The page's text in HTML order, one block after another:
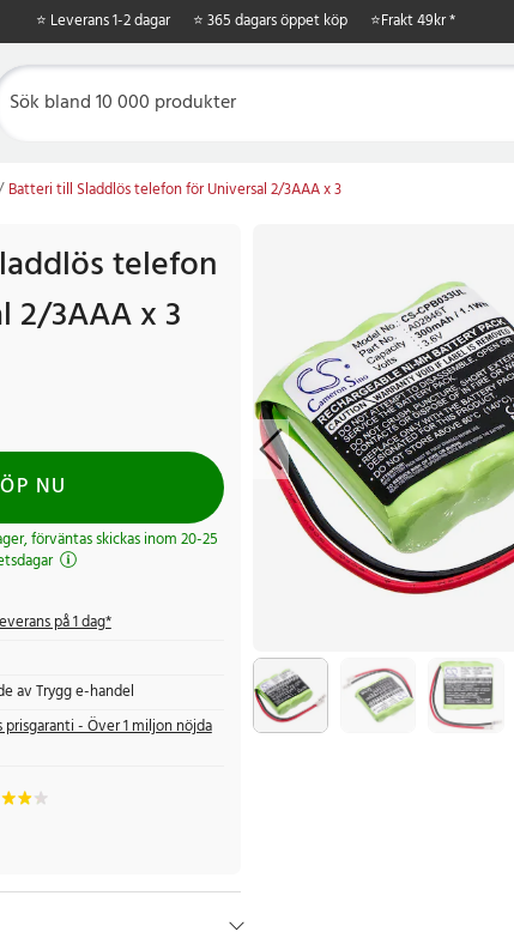
⭐ Leverans 1-2 dagar ⭐ 365 dagars öppet köp ⭐Frakt 49kr *
Batteri till Sladdlös telefon för Universal 2/3AAA x 3
telefon
2/3AAA x 3
NU
förväntas skickas inom 20-25
på 1 dag*
av Trygg e-handel
prisgaranti - Över 1 miljon nöjda